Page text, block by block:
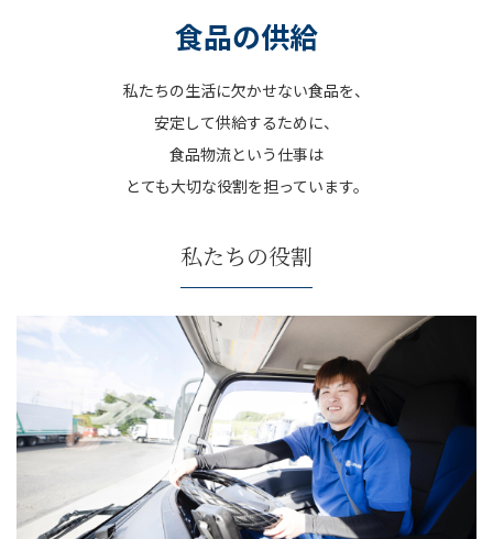
食品の供給
私たちの生活に欠かせない食品を、
安定して供給するために、
食品物流という仕事は
とても大切な役割を担っています。
私たちの役割